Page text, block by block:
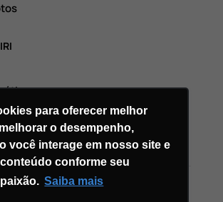
para oferecer melhor
o desempenho,
você interage em nosso site e
conforme seu
Saiba mais